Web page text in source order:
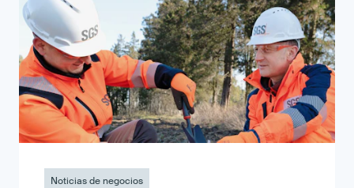
Noticias de negocios